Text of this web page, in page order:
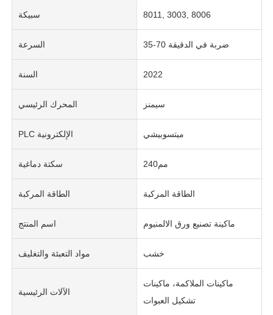
سبيكة 8011, 3003, 8006
السرعة 35-70 ضربة في الدقيقة
السنة 2022
المحرك الرئيسي سيمنز
PLC الإلكترونية ميتسوبيشي
سكتة دماغية مم240
الطاقة المركبة الطاقة المركبة
اسم المنتج ماكينة تصنيع ورق الالمنيوم
مواد التعبئة والتغليف خشب
الآلات الرئيسية
ماكينات الملاكمة، ماكينات
تشكيل العبوات